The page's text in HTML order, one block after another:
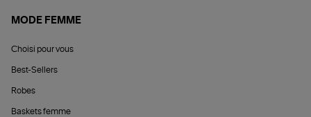
MODE FEMME
Choisi pour vous
Best-Sellers
Robes
Baskets femme